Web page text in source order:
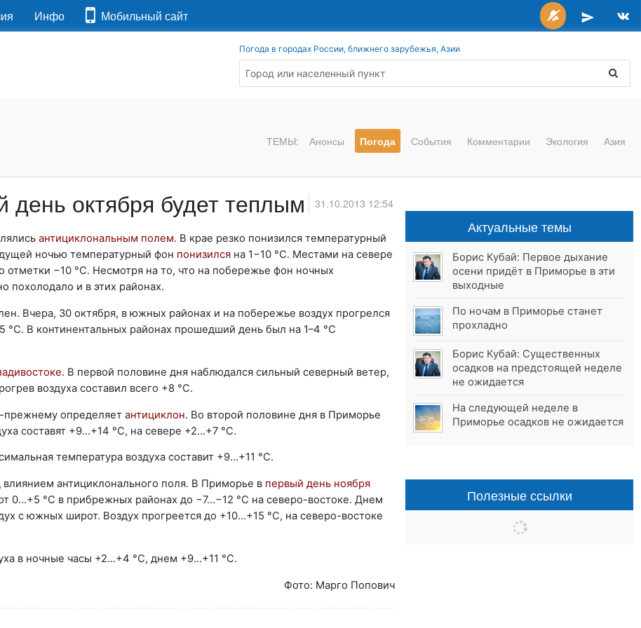
Инфо Мобильный сайт
Погода в городах России, ближнего зарубежья, Азии
ТЕМЫ: Анонсы Погода События Комментарии Экология Азия
день октября будет теплым 31.10.2013 12:54
антициклональным полем. В крае резко понизился температурный
ночью температурный фон понизился на 1−10 °С. Местами на севере
−10 °С. Несмотря на то, что на побережье фон ночных
похолодало и в этих районах.
Вчера, 30 октября, в южных районах и на побережье воздух прогрелся
°С. В континентальных районах прошедший день был на 1–4 °С
. В первой половине дня наблюдался сильный северный ветер,
воздуха составил всего +8 °С.
прежнему определяет антициклон. Во второй половине дня в Приморье
составят +9…+14 °С, на севере +2…+7 °С.
температура воздуха составит +9…+11 °С.
антициклонального поля. В Приморье в первый день ноября
0…+5 °С в прибрежных районах до −7…−12 °С на северо-востоке. Днем
с южных широт. Воздух прогреется до +10…+15 °С, на северо-востоке
в ночные часы +2…+4 °С, днем +9…+11 °С.
Фото: Марго Попович
Актуальные темы
Борис Кубай: Первое дыхание
осени придёт в Приморье в эти
выходные
По ночам в Приморье станет
прохладно
Борис Кубай: Существенных
осадков на предстоящей неделе
не ожидается
На следующей неделе в
Приморье осадков не ожидается
Полезные ссылки